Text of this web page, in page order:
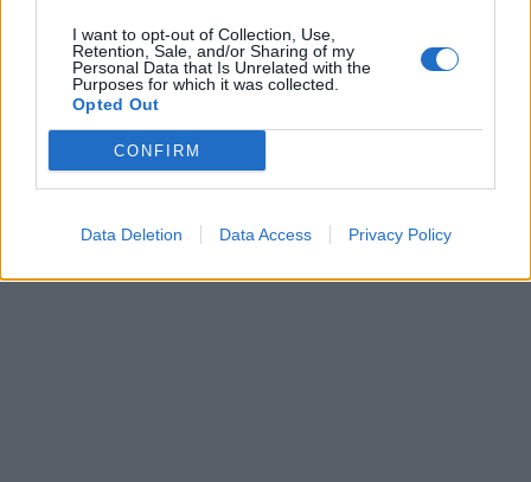
I want to opt-out of Collection, Use,
Retention, Sale, and/or Sharing of my
Personal Data that Is Unrelated with the
Purposes for which it was collected.
Opted Out
CONFIRM
Data Deletion Data Access Privacy Policy
Ο Λεωνίδας Καλφαγιάννης επίσης αναφέρθηκε
και στα παιδιά του που όπως είπε είναι πάντα
δίπλα τους, όμως αποποιήθηκε τον όρο
«ελληνίδα μάνα» καθώς αν και προστατευτικός,
προτιμάει την… αλητεία για εκείνα, κάνοντας